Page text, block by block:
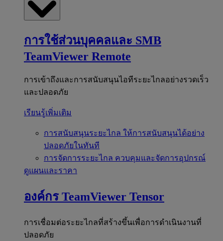
การใช้ส่วนบุคคลและ SMB
TeamViewer Remote
การเข้าถึงและการสนับสนุนไอทีระยะไกลอย่างรวดเร็ว
และปลอดภัย
เรียนรู้เพิ่มเติม
การสนับสนุนระยะไกล ให้การสนับสนุนได้อย่าง
ปลอดภัยในทันที
การจัดการระยะไกล ควบคุมและจัดการอุปกรณ์
ดูแผนและราคา
องค์กร TeamViewer Tensor
การเชื่อมต่อระยะไกลที่สร้างขึ้นเพื่อการดำเนินงานที่
ปลอดภัย